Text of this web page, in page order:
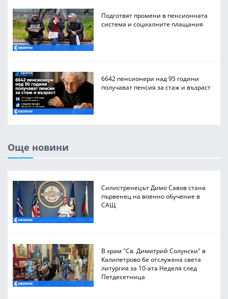
Подготвят промени в пенсионната
система и социалните плащания
6642 пенсионери над 95 години
получават пенсия за стаж и възраст
Още новини
Силистренецът Димо Савов стана
първенец на военно обучение в
САЩ
В храм "Св. Димитрий Солунски" в
Калипетрово бе отслужена света
литургия за 10-ата Неделя след
Петдесетница